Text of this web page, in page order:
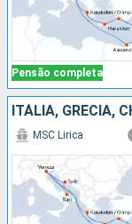
Pensão completa
ITÁLIA, GRÉCIA,
MSC Lirica